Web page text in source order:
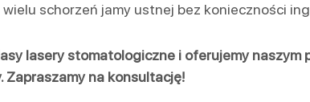
schorzeń jamy ustnej bez konieczności
lasery stomatologiczne i oferujemy
Zapraszamy na konsultację!